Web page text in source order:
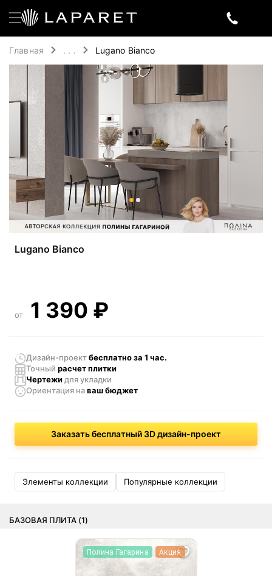
Главная . . . Lugano Bianco
Lugano Bianco
от 1 390 ₽
Дизайн-проектбесплатно за 1 час.
Точный расчет плитки
Чертежи для укладки
Ориентация наваш бюджет
Заказать бесплатный 3D дизайн-проект
Элементы коллекции Популярные коллекции
БАЗОВАЯ ПЛИТА (1)
Полина Гагарина Акция